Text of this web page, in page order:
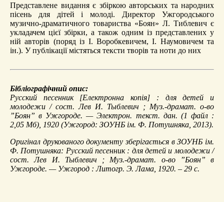
Представлене видання є збіркою авторських та народних
пісень для дітей і молоді. Директор Ужгородського
музично-драматичного товариства «Боян» Л. Тиблевич є
укладачем цієї збірки, а також одним із представлених у
ній авторів (поряд із І. Воробкевичем, І. Наумовичем та
ін.). У публікації містяться тексти творів та ноти до них
Бібліографічний опис:
Русский песенник[Електронна копія] : для детей и
молодежи / сост. Лев И. Тыблевич ; Муз.-драмат. о-во
”Боян” в Ужгороде. — Электрон. текст. дан. (1 файл :
2,05 Мб), 1920 (Ужгород: ЗОУНБ ім. Ф. Потушняка, 2013).
Оригінал друкованого документу зберігається в ЗОУНБ ім.
Ф. Потушняка: Русский песенник : для детей и молодежи /
сост. Лев И. Тыблевич ; Муз.-драмат. о-во ”Боян” в
Ужгороде. — Ужгород : Литогр. Э. Лама, 1920. – 29 с.